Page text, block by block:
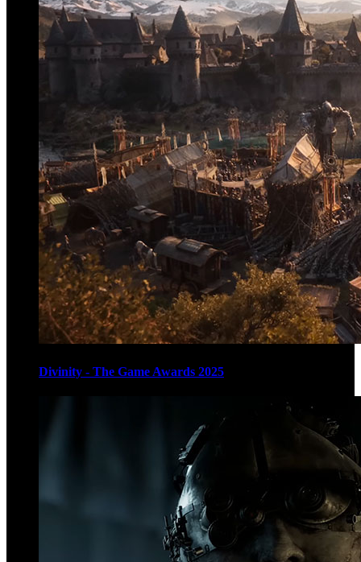
Divinity - The Game Awards 2025